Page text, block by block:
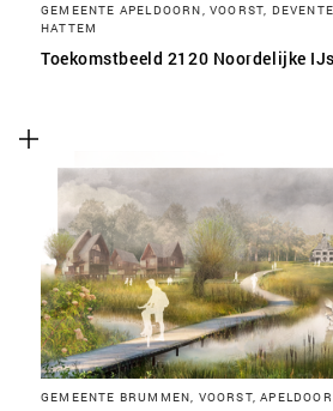
GEMEENTE APELDOORN, VOORST,
HATTEM
Toekomstbeeld 2120 Noordelijke
GEMEENTE BRUMMEN, VOORST,